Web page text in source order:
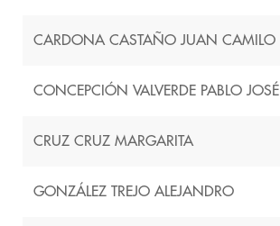
CARDONA CASTAÑO JUAN CAMILO
CONCEPCIÓN VALVERDE PABLO JOSÉ
CRUZ CRUZ MARGARITA
GONZÁLEZ TREJO ALEJANDRO